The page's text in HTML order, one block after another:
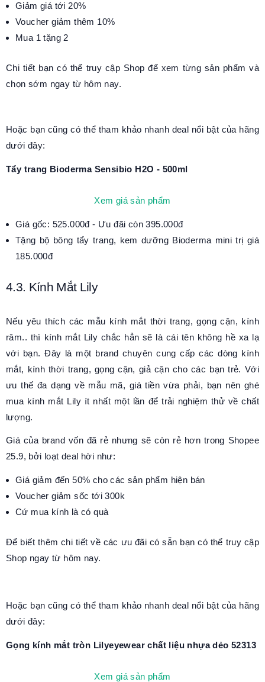
Giảm giá tới 20%
Voucher giảm thêm 10%
Mua 1 tặng 2
Chi tiết bạn có thể truy cập Shop để xem từng sản phẩm và
chọn sớm ngay từ hôm nay.
Hoặc bạn cũng có thể tham khảo nhanh deal nổi bật của hãng
dưới đây:
Tẩy trang Bioderma Sensibio H2O - 500ml
Xem giá sản phẩm
Giá gốc: 525.000đ - Ưu đãi còn 395.000đ
Tặng bộ bông tẩy trang, kem dưỡng Bioderma mini trị giá
185.000đ
4.3. Kính Mắt Lily
Nếu yêu thích các mẫu kính mắt thời trang, gọng cận, kính
râm.. thì kính mắt Lily chắc hẳn sẽ là cái tên không hề xa lạ
với bạn. Đây là một brand chuyên cung cấp các dòng kính
mắt, kính thời trang, gọng cận, giả cận cho các bạn trẻ. Với
ưu thế đa dạng về mẫu mã, giá tiền vừa phải, bạn nên ghé
mua kính mắt Lily ít nhất một lần để trải nghiệm thử về chất
lượng.
Giá của brand vốn đã rẻ nhưng sẽ còn rẻ hơn trong Shopee
25.9, bởi loạt deal hời như:
Giá giảm đến 50% cho các sản phẩm hiện bán
Voucher giảm sốc tới 300k
Cứ mua kính là có quà
Để biết thêm chi tiết về các ưu đãi có sẵn bạn có thể truy cập
Shop ngay từ hôm nay.
Hoặc bạn cũng có thể tham khảo nhanh deal nổi bật của hãng
dưới đây:
Gọng kính mắt tròn Lilyeyewear chất liệu nhựa dẻo 52313
Xem giá sản phẩm